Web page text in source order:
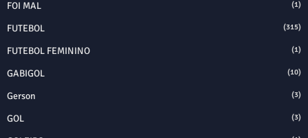
FOI MAL (1)
FUTEBOL (315)
FUTEBOL FEMININO (1)
GABIGOL (10)
Gerson (3)
GOL (3)